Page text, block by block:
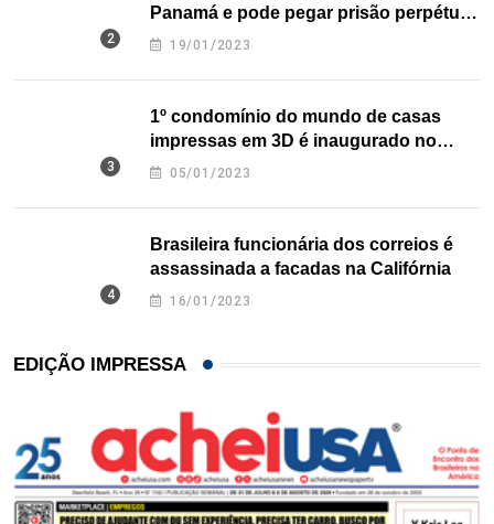
Panamá e pode pegar prisão perpétua
nos EUA
19/01/2023
1º condomínio do mundo de casas
impressas em 3D é inaugurado no
Texas
05/01/2023
Brasileira funcionária dos correios é
assassinada a facadas na Califórnia
16/01/2023
EDIÇÃO IMPRESSA